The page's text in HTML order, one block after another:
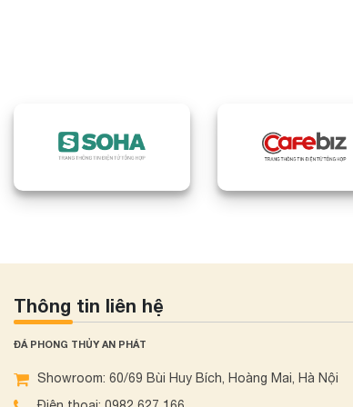
Thông tin liên hệ
ĐÁ PHONG THỦY AN PHÁT
Showroom: 60/69 Bùi Huy Bích, Hoàng Mai, Hà Nội